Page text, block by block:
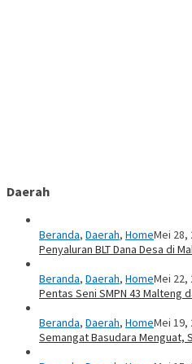
Daerah
Beranda, Daerah, HomeMei 28,
Penyaluran BLT Dana Desa di
Beranda, Daerah, HomeMei 22,
Pentas Seni SMPN 43 Malteng
Beranda, Daerah, HomeMei 19,
Semangat Basudara Menguat,